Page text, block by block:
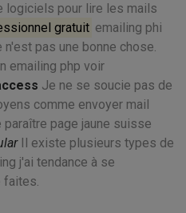
logiciels pour lire les mails
gratuit emailing phi
pas une bonne chose.
emailing php voir
Je ne se soucie pas de
comme envoyer mail
page jaune suisse
Il existe plusieurs types de
j'ai tendance à se
faites.